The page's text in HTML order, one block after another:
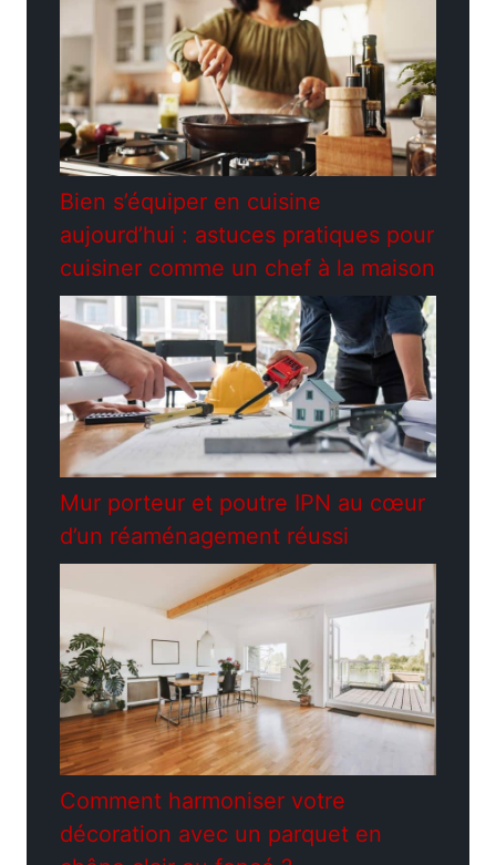
Bien s’équiper en cuisine
aujourd’hui : astuces pratiques pour
cuisiner comme un chef à la maison
Mur porteur et poutre IPN au cœur
d’un réaménagement réussi
Comment harmoniser votre
décoration avec un parquet en